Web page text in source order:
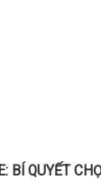
BÍ QUYẾT